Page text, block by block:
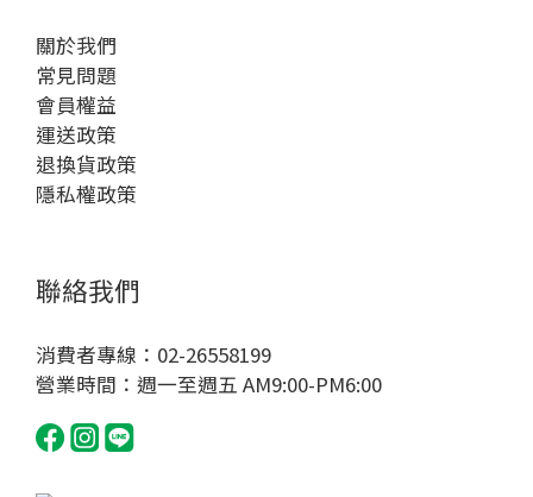
關於我們
常見問題
會員權益
運送政策
退換貨政策
隱私權政策
聯絡我們
消費者專線：02-26558199
營業時間：週一至週五 AM9:00-PM6:00